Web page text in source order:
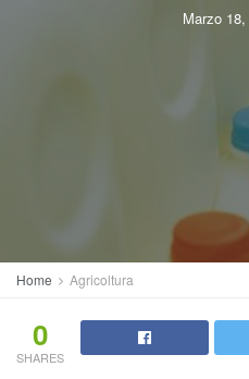
Marzo
Home Agricoltura
0
SHARES